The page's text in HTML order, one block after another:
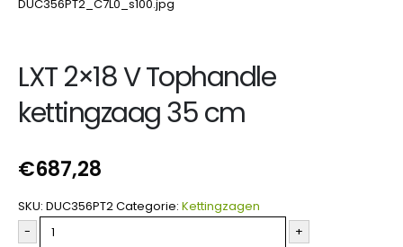
LXT 2×18 V Tophandle
kettingzaag 35 cm
€687,28
SKU: DUC356PT2Categorie: Kettingzagen
-
+